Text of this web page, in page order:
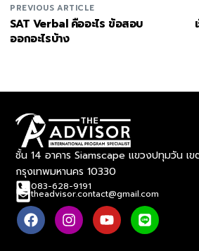
PREVIOUS ARTICLE
SAT Verbal คืออะไร ข้อสอบ
ออกอะไรบ้าง
ชั้น 14 อาคาร Siamscape แขวงปทุมวัน เ
กรุงเทพมหานคร 10330
083-628-9191
theadvisor.contact@gmail.com